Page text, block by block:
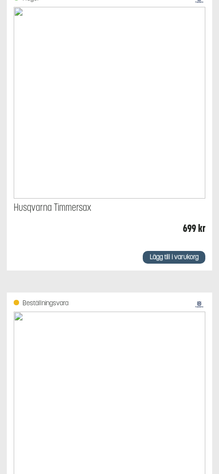
Husqvarna Timmersax
699kr
Lägg till i varukorg
Beställningsvara